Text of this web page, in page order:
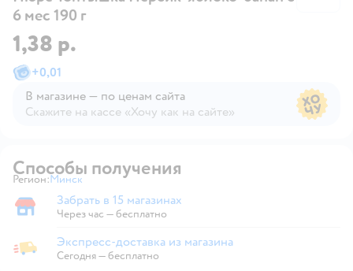
6 мес 190 г
1,38 р.
+0,01
В магазине — по ценам сайта
Скажите на кассе «Хочу как на сайте»
Способы получения
Регион: Выбор адреса доставки.
Минск
Забрать в магазине
Забрать в 15 магазинах
Через час — бесплатно
Экспресс-доставка из магазина
Экспресс-доставка из магазина
Сегодня—бесплатно